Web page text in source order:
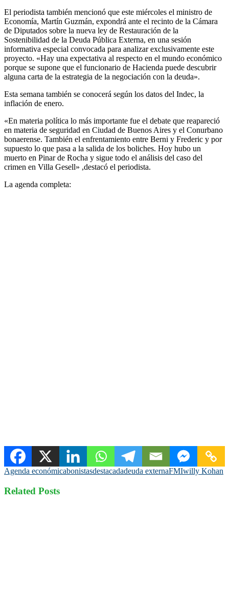
El periodista también mencionó que este miércoles el ministro de
Economía, Martín Guzmán, expondrá ante el recinto de la Cámara
de Diputados sobre la nueva ley de Restauración de la
Sostenibilidad de la Deuda Pública Externa, en una sesión
informativa especial convocada para analizar exclusivamente este
proyecto. «Hay una expectativa al respecto en el mundo económico
porque se supone que el funcionario de Hacienda puede descubrir
alguna carta de la estrategia de la negociación con la deuda».
Esta semana también se conocerá según los datos del Indec, la
inflación de enero.
«En materia política lo más importante fue el debate que reapareció
en materia de seguridad en Ciudad de Buenos Aires y el Conurbano
bonaerense. También el enfrentamiento entre Berni y Frederic y por
supuesto lo que pasa a la salida de los boliches. Hoy hubo un
muerto en Pinar de Rocha y sigue todo el análisis del caso del
crimen en Villa Gesell» ,destacó el periodista.
La agenda completa:
Agenda económicabonistasdestacadadeuda externaFMIwilly Kohan
Related Posts